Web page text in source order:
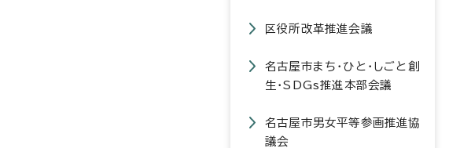
区役所改革推進会議
名古屋市まち・ひと・しごと創
生・SDGs推進本部会議
名古屋市男女平等参画推進協
議会